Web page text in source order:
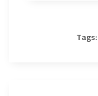
Tags: